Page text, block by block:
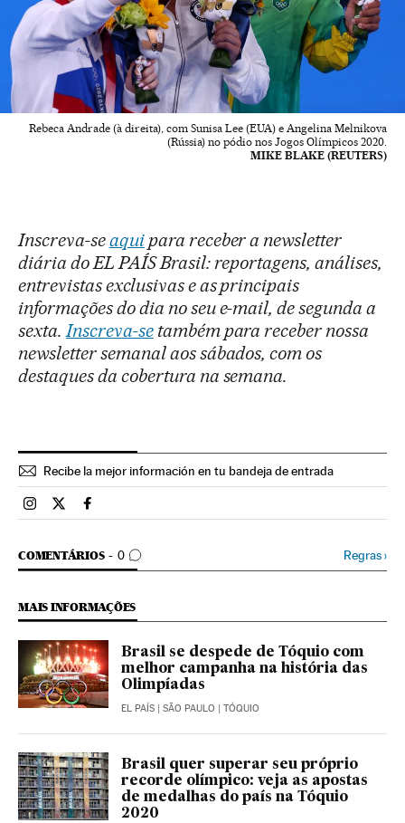
Rebeca Andrade (à direita), com Sunisa Lee (EUA) e Angelina Melnikova
(Rússia) no pódio nos Jogos Olímpicos 2020.
MIKE BLAKE (REUTERS)
Inscreva-seaquipara receber a newsletter
diária do EL PAÍS Brasil: reportagens, análises,
entrevistas exclusivas e as principais
informações do dia no seu e-mail, de segunda a
sexta.Inscreva-setambém para receber nossa
newsletter semanal aos sábados, com os
destaques da cobertura na semana.
Recibe la mejor información en tu bandeja de entrada
Esportes El País Brasil en Instagram
Esportes El País Brasil en Twitter
Esportes El País Brasil en Facebook
COMENTÁRIOS 0
COMENTÁRIOS Regras›
MAIS INFORMAÇÕES
Brasil se despede de Tóquio com
melhor campanha na história das
Olimpíadas
EL PAÍS | SÃO PAULO | TÓQUIO
Brasil quer superar seu próprio
recorde olímpico: veja as apostas
de medalhas do país na Tóquio
2020